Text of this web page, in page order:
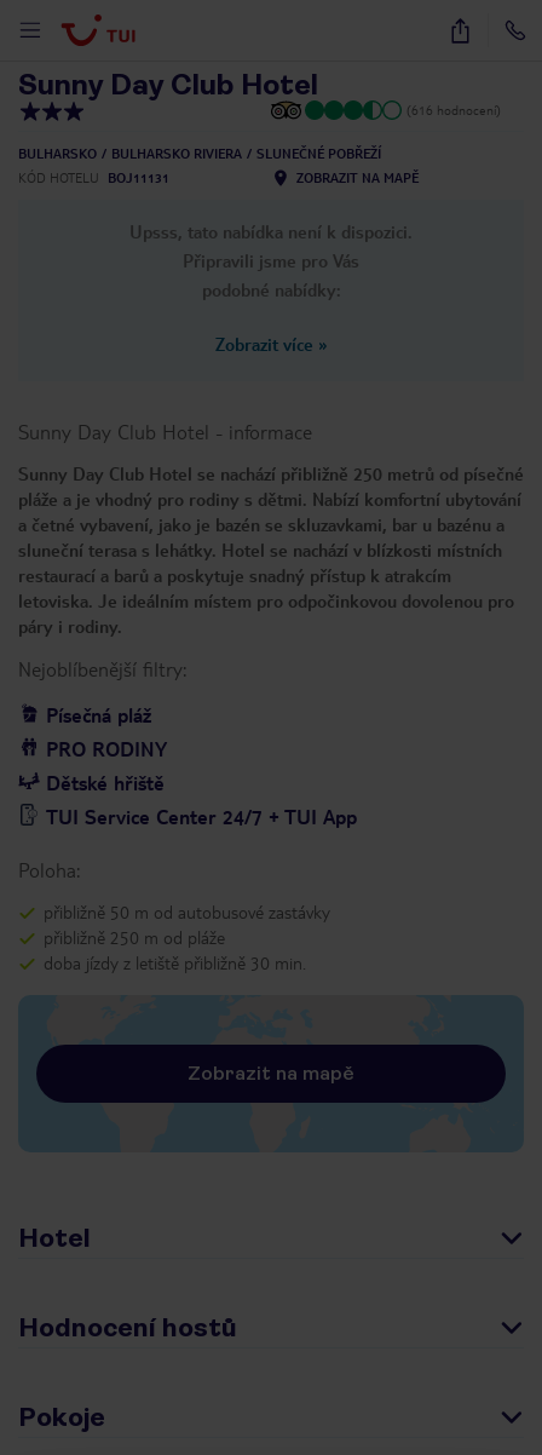
35
Sunny Day Club Hotel
(616 hodnocení)
BULHARSKO BULHARSKO RIVIERA
SLUNEČNÉ POBŘEŽÍ
KÓD HOTELU
BOJ11131 ZOBRAZIT NA MAPĚ
Upsss, tato nabídka není k dispozici.
Připravili jsme pro Vás
podobné nabídky:
Zobrazit více »
Sunny Day Club Hotel - informace
Sunny Day Club Hotel se nachází přibližně 250 metrů od písečné
pláže a je vhodný pro rodiny s dětmi. Nabízí komfortní ubytování
a četné vybavení, jako je bazén se skluzavkami, bar u bazénu a
sluneční terasa s lehátky. Hotel se nachází v blízkosti místních
restaurací a barů a poskytuje snadný přístup k atrakcím
letoviska. Je ideálním místem pro odpočinkovou dovolenou pro
páry i rodiny.
Nejoblíbenější filtry:
Písečná pláž
PRO RODINY
Dětské hřiště
TUI Service Center 24/7 + TUI App
Poloha:
přibližně 50 m od autobusové zastávky
přibližně 250 m od pláže
doba jízdy z letiště přibližně 30 min.
Zobrazit na mapě
Hotel
Hodnocení hostů
Pokoje